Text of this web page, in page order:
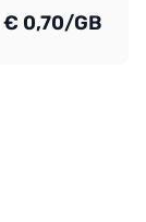
€ 0,70/GB